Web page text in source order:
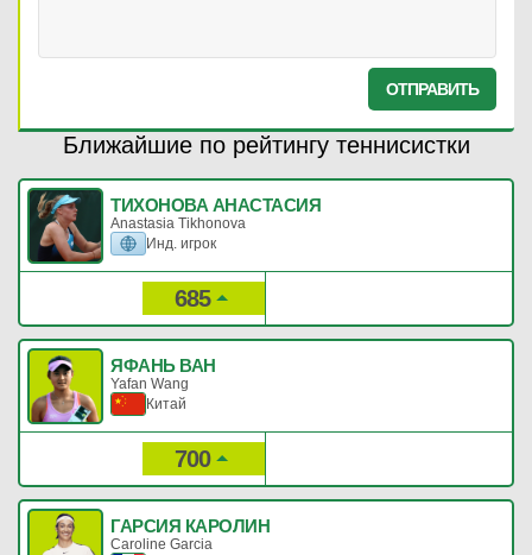
ОТПРАВИТЬ
Ближайшие по рейтингу теннисистки
ТИХОНОВА АНАСТАСИЯ
Anastasia Tikhonova
Инд. игрок
685
ЯФАНЬ ВАН
Yafan Wang
Китай
700
ГАРСИЯ КАРОЛИН
Caroline Garcia